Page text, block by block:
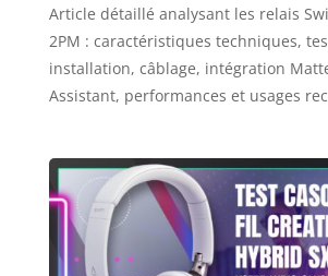
Article détaillé analysant les relais
2PM : caractéristiques techniques,
installation, câblage, intégration
Assistant, performances et usages